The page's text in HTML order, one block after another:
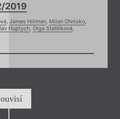
2019
, James Hillman, Milan Ohnisko,
Huptych, Olga Stehlíková,